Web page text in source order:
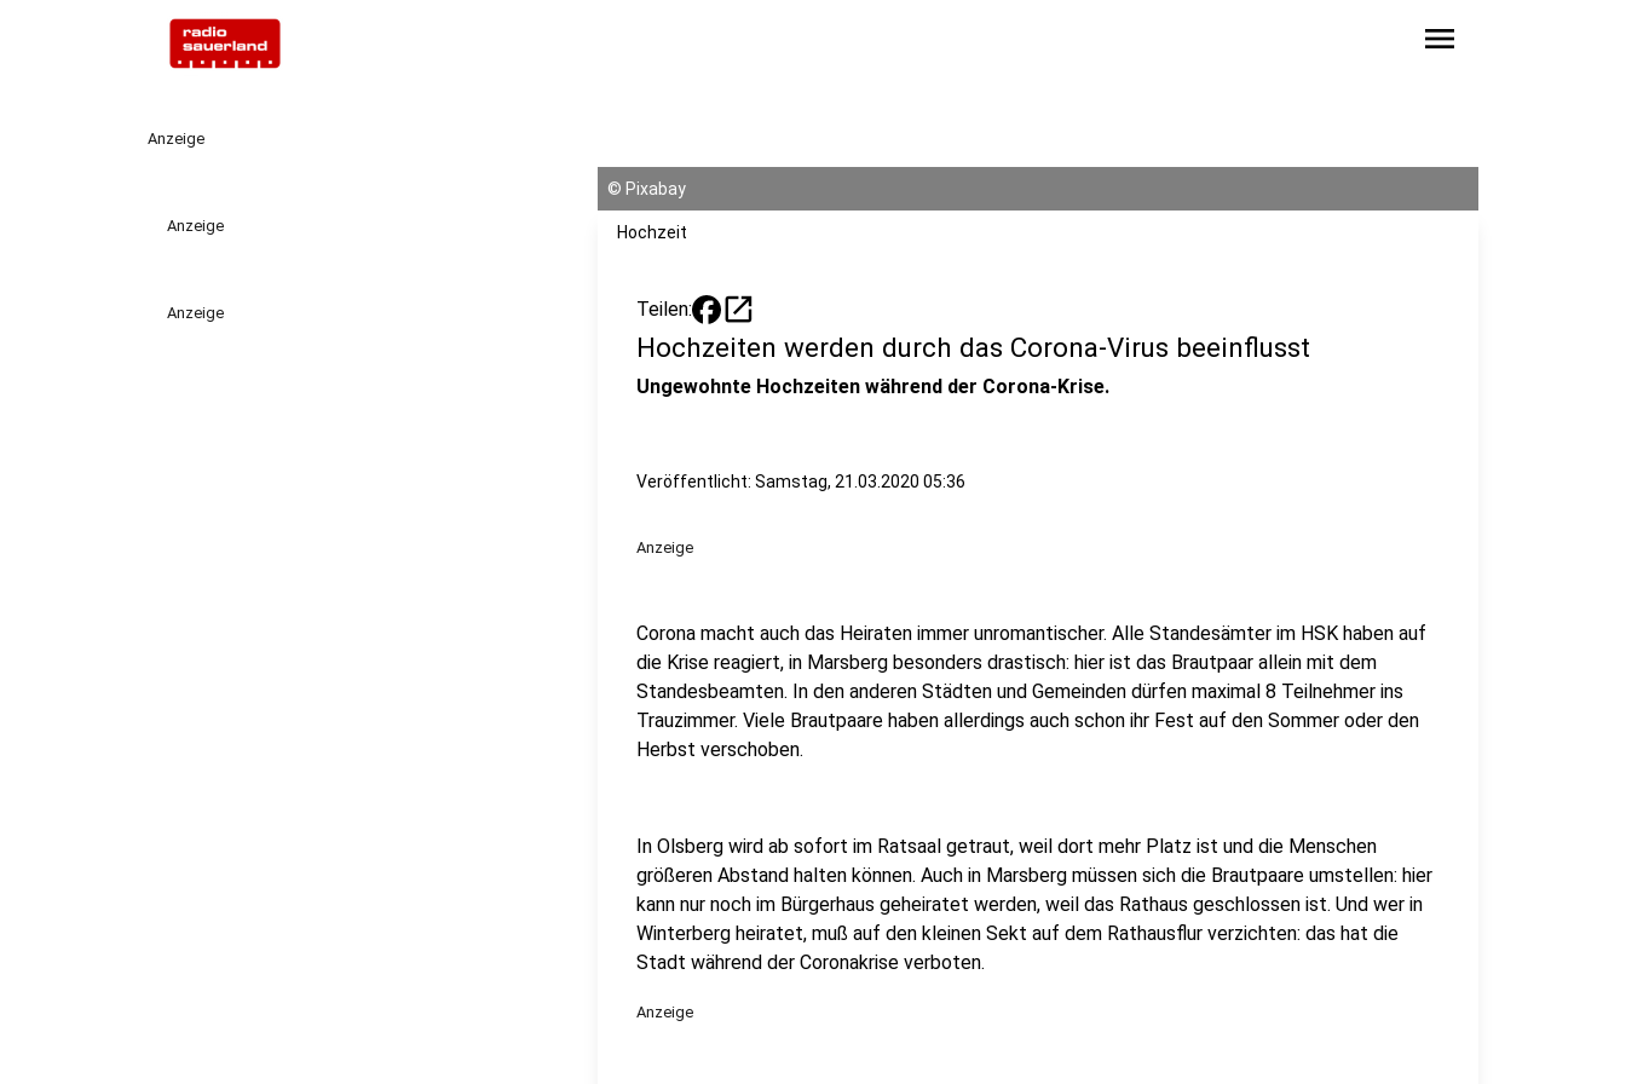
menu
Anzeige
Anzeige
Anzeige
© Pixabay
Hochzeit
Teilen: open_in_new
Hochzeiten werden durch das Corona-Virus beeinflusst
Ungewohnte Hochzeiten während der Corona-Krise.
Veröffentlicht: Samstag, 21.03.2020 05:36
Anzeige
Corona macht auch das Heiraten immer unromantischer. Alle Standesämter im HSK haben auf
die Krise reagiert, in Marsberg besonders drastisch: hier ist das Brautpaar allein mit dem
Standesbeamten. In den anderen Städten und Gemeinden dürfen maximal 8 Teilnehmer ins
Trauzimmer. Viele Brautpaare haben allerdings auch schon ihr Fest auf den Sommer oder den
Herbst verschoben.
In Olsberg wird ab sofort im Ratsaal getraut, weil dort mehr Platz ist und die Menschen
größeren Abstand halten können. Auch in Marsberg müssen sich die Brautpaare umstellen: hier
kann nur noch im Bürgerhaus geheiratet werden, weil das Rathaus geschlossen ist. Und wer in
Winterberg heiratet, muß auf den kleinen Sekt auf dem Rathausflur verzichten: das hat die
Stadt während der Coronakrise verboten.
Anzeige